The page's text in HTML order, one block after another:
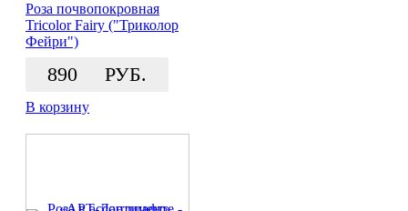
Роза почвопокровная
Tricolor Fairy ("Триколор
Фейри")
890 РУБ.
В корзину